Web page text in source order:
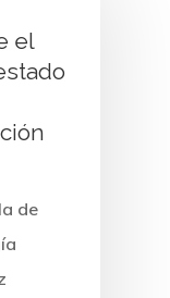
el
de